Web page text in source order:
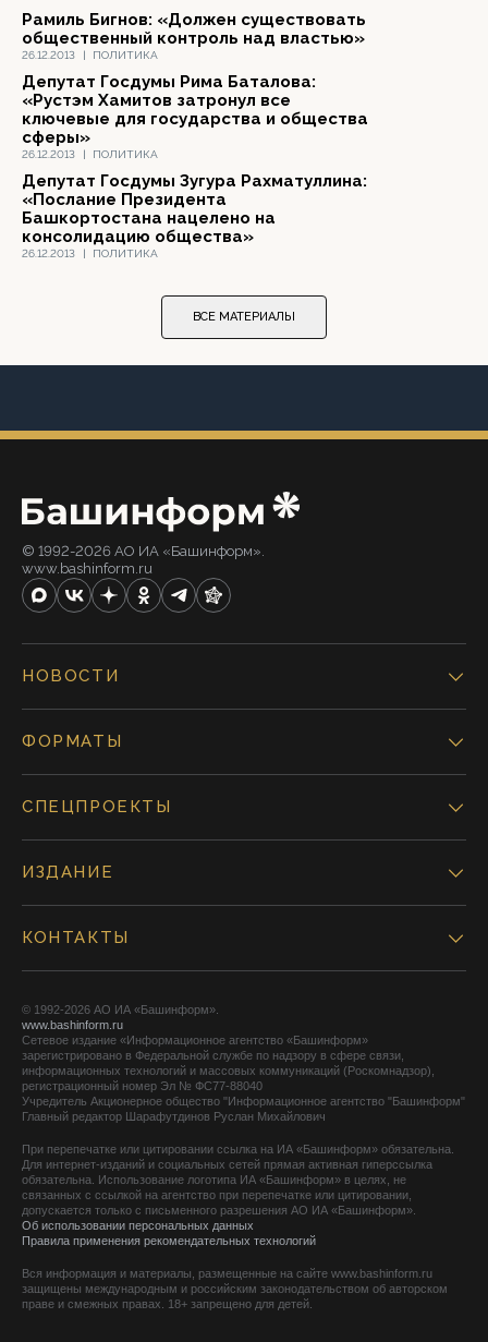
26.12.2013 | ПОЛИТИКА
Рамиль Бигнов: «Должен существовать
общественный контроль над властью»
26.12.2013 | ПОЛИТИКА
Депутат Госдумы Рима Баталова:
«Рустэм Хамитов затронул все
ключевые для государства и общества
сферы»
26.12.2013 | ПОЛИТИКА
Депутат Госдумы Зугура Рахматуллина:
«Послание Президента
Башкортостана нацелено на
консолидацию общества»
ВСЕ МАТЕРИАЛЫ
© 1992-2026 АО ИА «Башинформ».
www.bashinform.ru
НОВОСТИ
ФОРМАТЫ
СПЕЦПРОЕКТЫ
ИЗДАНИЕ
КОНТАКТЫ
© 1992-2026 АО ИА «Башинформ».
www.bashinform.ru
Сетевое издание «Информационное агентство «Башинформ»
зарегистрировано в Федеральной службе по надзору в сфере связи,
информационных технологий и массовых коммуникаций (Роскомнадзор),
регистрационный номер Эл № ФС77-88040
Учредитель Акционерное общество "Информационное агентство "Башинформ"
Главный редактор Шарафутдинов Руслан Михайлович
При перепечатке или цитировании ссылка на ИА «Башинформ» обязательна.
Для интернет-изданий и социальных сетей прямая активная гиперссылка
обязательна. Использование логотипа ИА «Башинформ» в целях, не
связанных с ссылкой на агентство при перепечатке или цитировании,
допускается только с письменного разрешения АО ИА «Башинформ».
Об использовании персональных данных
Правила применения рекомендательных технологий
Вся информация и материалы, размещенные на сайте www.bashinform.ru
защищены международным и российским законодательством об авторском
праве и смежных правах. 18+ запрещено для детей.